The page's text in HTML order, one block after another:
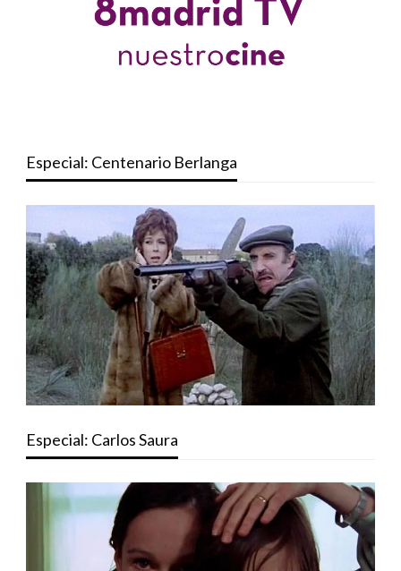
Especial: Centenario Berlanga
Especial: Carlos Saura